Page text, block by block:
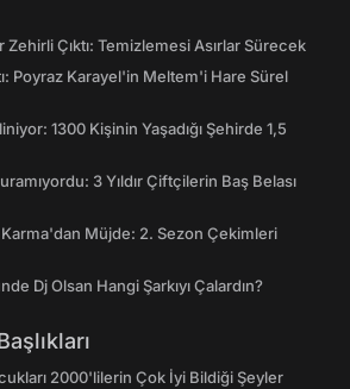
Çıktı: Temizlemesi Asırlar Sürecek
Poyraz Karayel'in Meltem'i Hare Sürel
1300 Kişinin Yaşadığı Şehirde 1,5
3 Yıldır Çiftçilerin Baş Belası
Müjde: 2. Sezon Çekimleri
Dj Olsan Hangi Şarkıyı Çalardın?
2000'lilerin Çok İyi Bildiği Şeyler